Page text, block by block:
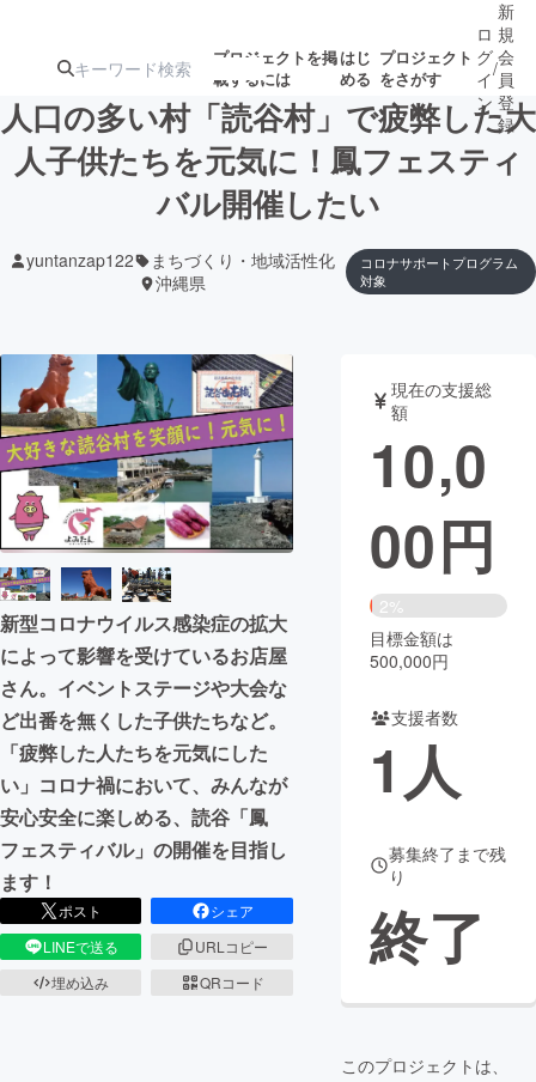
プロジェクトを掲
載するには
はじ
める
プロジェクト
をさがす
注目のリ 注目の新着プロ 募集終了が近いプ
テクノロジー・ガジェット ゲーム・サ
映像・映画 書籍・雑誌
ビジネス・起業 チャレンジ
まちづくり・地域活性化
CAMPFIRE for Social Good
CAMPFIRE Creation
CAMPFIREふるさと納税machi-ya
ロ
グ
イ
ン
/
新
規
会
員
登
録
人口の多い村「読谷村」で疲弊した大
人子供たちを元気に！鳳フェスティ
バル開催したい
yuntanzap122
まちづくり・地域活性化
沖縄県
コロナサポートプログラム
対象
新型コロナウイルス感染症の拡大
によって影響を受けているお店屋
さん。イベントステージや大会な
ど出番を無くした子供たちなど。
「疲弊した人たちを元気にした
い」コロナ禍において、みんなが
安心安全に楽しめる、読谷「鳳
フェスティバル」の開催を目指し
ます！
ポスト
シェア
LINEで送る
URLコピー
埋め込み
QRコード
現在の支援総
額
10,0
00円
2%
目標金額は
500,000円
支援者数
1人
募集終了まで残
り
終了
このプロジェクトは、